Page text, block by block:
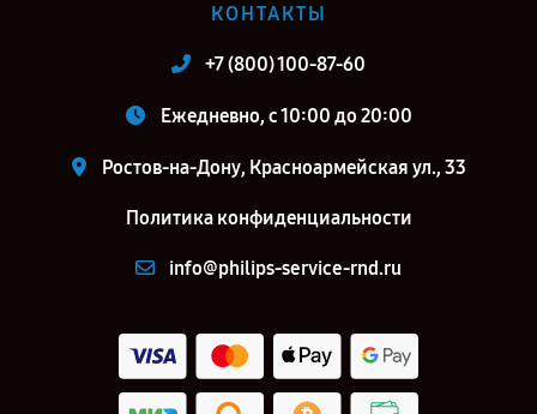
КОНТАКТЫ
+7 (800) 100-87-60
Ежедневно, с 10:00 до 20:00
Ростов-на-Дону, Красноармейская ул., 33
Политика конфиденциальности
info@philips-service-rnd.ru